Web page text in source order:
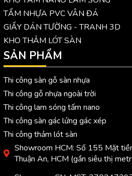
TẤM NHỰA PVC VÂN ĐÁ
GIẤY DÁN TƯỜNG - TRANH 3D
KHO THẢM LÓT SÀN
SẢN PHẨM
Thi công sàn gỗ sàn nhựa
Thi công gỗ nhựa ngoài trời
Thi công lam sóng tấm nano
Thi công sàn gác lửng gác xép
Thi công thảm lót sàn
Showroom HCM: Số 155 Mặt
Thuận An, HCM (gần siêu thị